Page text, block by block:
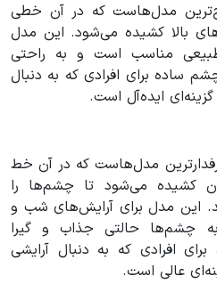
مدل‌هاست که در آن خطی
بالا کشیده می‌شود. این مدل
مناسب است و به راحتی
ساده برای افرادی که به دنبال
ایده‌آل است.
مدل‌هاست که در آن خط
کشیده می‌شود تا چشم‌ها را
این مدل برای آرایش‌های شب و
چشم‌ها حالتی جذاب و گیرا
افرادی که به دنبال آرایشی
عالی است.